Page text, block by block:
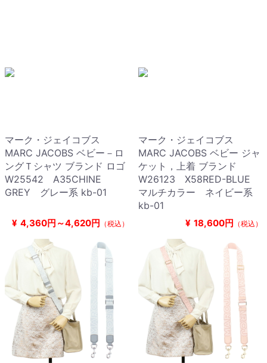
マーク・ジェイコブス
MARC JACOBS ベビー－ロ
ングＴシャツ ブランド ロゴ
W25542 A35CHINE
GREY グレー系 kb-01
¥ 4,360円～4,620円 （税込）
マーク・ジェイコブス
MARC JACOBS ベビー ジャ
ケット，上着 ブランド
W26123 X58RED-BLUE
マルチカラー ネイビー系
kb-01
¥ 18,600円 （税込）